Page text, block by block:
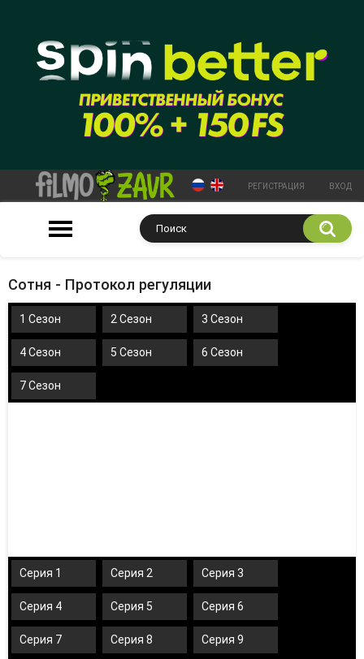
РЕГИСТРАЦИЯ ВХОД
Сотня - Протокол регуляции
1 Сезон 2 Сезон 3 Сезон
4 Сезон 5 Сезон 6 Сезон
7 Сезон
Серия 1 Серия 2 Серия 3
Серия 4 Серия 5 Серия 6
Серия 7 Серия 8 Серия 9